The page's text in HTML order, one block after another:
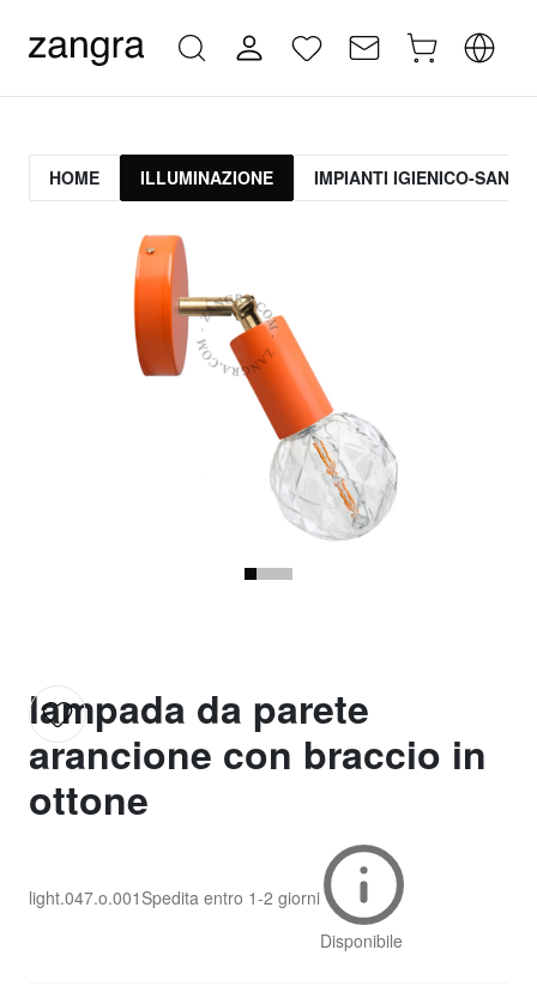
HOME ILLUMINAZIONE IMPIANTI IGIENICO-
lampada da parete
arancione con braccio in
ottone
light.047.o.001 Spedita entro 1-2 giorni
Disponibile